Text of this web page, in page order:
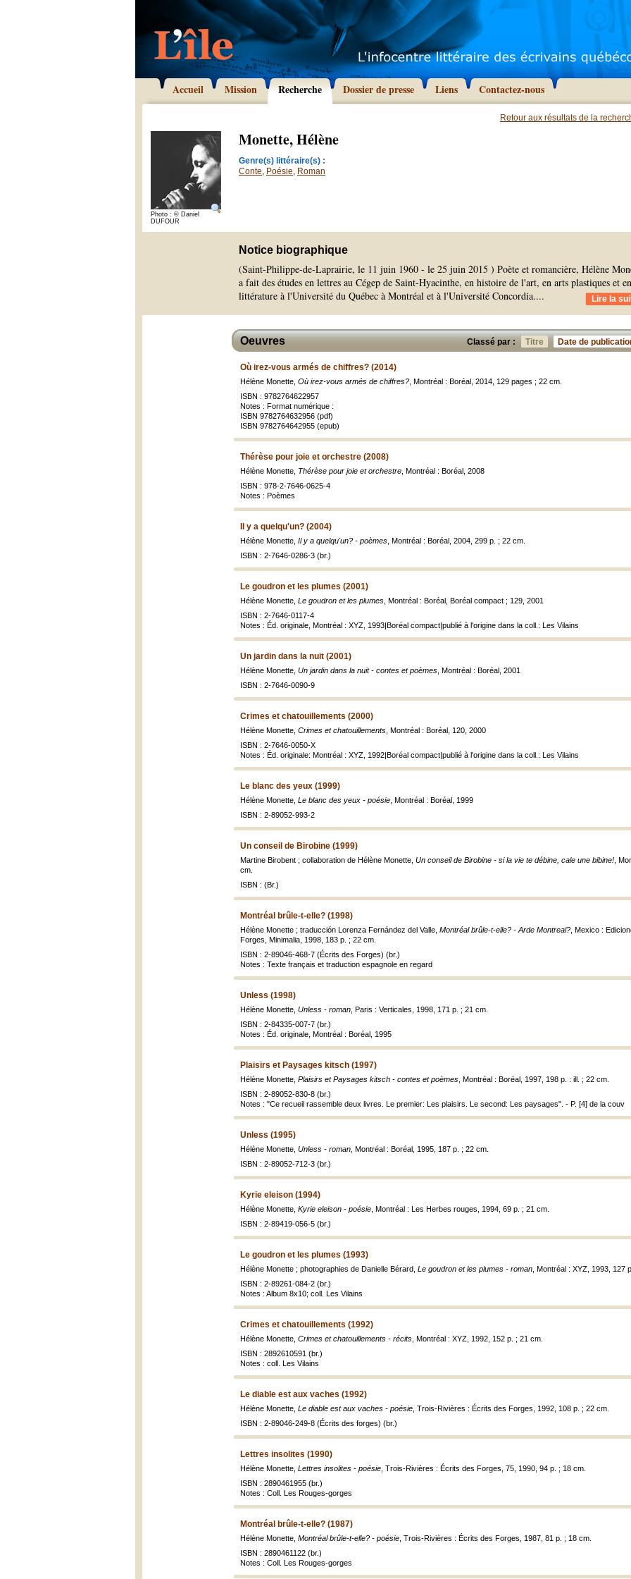
Accueil Mission Recherche Dossier de presse Liens Contactez-nous
Retour aux résultats de la
Photo : © Daniel
DUFOUR
Monette, Hélène
Genre(s) littéraire(s) :
Conte, Poésie, Roman
Notice biographique
(Saint-Philippe-de-Laprairie, le 11 juin 1960 - le 25 juin 2015 ) Poète et romancière, Hélène
a fait des études en lettres au Cégep de Saint-Hyacinthe, en histoire de l'art, en arts plastiques et en
littérature à l'Université du Québec à Montréal et à l'Université Concordia.... Lire la
Classé par : Titre Date de
Oeuvres
Où irez-vous armés de chiffres? (2014)
Hélène Monette, Où irez-vous armés de chiffres? , Montréal : Boréal, 2014, 129 pages ; 22 cm.
ISBN : 9782764622957
Notes : Format numérique :
ISBN 9782764632956 (pdf)
ISBN 9782764642955 (epub)
Thérèse pour joie et orchestre (2008)
Hélène Monette, Thérèse pour joie et orchestre , Montréal : Boréal, 2008
ISBN : 978-2-7646-0625-4
Notes : Poèmes
Il y a quelqu'un? (2004)
Hélène Monette, Il y a quelqu'un? - poèmes , Montréal : Boréal, 2004, 299 p. ; 22 cm.
ISBN : 2-7646-0286-3 (br.)
Le goudron et les plumes (2001)
Hélène Monette, Le goudron et les plumes , Montréal : Boréal, Boréal compact ; 129, 2001
ISBN : 2-7646-0117-4
Notes : Éd. originale, Montréal : XYZ, 1993|Boréal compact|publié à l'origine dans la coll.: Les Vilains
Un jardin dans la nuit (2001)
Hélène Monette, Un jardin dans la nuit - contes et poèmes , Montréal : Boréal, 2001
ISBN : 2-7646-0090-9
Crimes et chatouillements (2000)
Hélène Monette, Crimes et chatouillements , Montréal : Boréal, 120, 2000
ISBN : 2-7646-0050-X
Notes : Éd. originale: Montréal : XYZ, 1992|Boréal compact|publié à l'origine dans la coll.: Les Vilains
Le blanc des yeux (1999)
Hélène Monette, Le blanc des yeux - poésie , Montréal : Boréal, 1999
ISBN : 2-89052-993-2
Un conseil de Birobine (1999)
Martine Birobent ; collaboration de Hélène Monette, Un conseil de Birobine - si la vie te débine, cale une bibine! ,
cm.
ISBN : (Br.)
Montréal brûle-t-elle? (1998)
Hélène Monette ; traducción Lorenza Fernández del Valle, Montréal brûle-t-elle? - Arde Montreal? , Mexico :
Forges, Minimalia, 1998, 183 p. ; 22 cm.
ISBN : 2-89046-468-7 (Écrits des Forges) (br.)
Notes : Texte français et traduction espagnole en regard
Unless (1998)
Hélène Monette, Unless - roman , Paris : Verticales, 1998, 171 p. ; 21 cm.
ISBN : 2-84335-007-7 (br.)
Notes : Éd. originale, Montréal : Boréal, 1995
Plaisirs et Paysages kitsch (1997)
Hélène Monette, Plaisirs et Paysages kitsch - contes et poèmes , Montréal : Boréal, 1997, 198 p. : ill. ; 22 cm.
ISBN : 2-89052-830-8 (br.)
Notes : "Ce recueil rassemble deux livres. Le premier: Les plaisirs. Le second: Les paysages". - P. [4] de la couv
Unless (1995)
Hélène Monette, Unless - roman , Montréal : Boréal, 1995, 187 p. ; 22 cm.
ISBN : 2-89052-712-3 (br.)
Kyrie eleison (1994)
Hélène Monette, Kyrie eleison - poésie , Montréal : Les Herbes rouges, 1994, 69 p. ; 21 cm.
ISBN : 2-89419-056-5 (br.)
Le goudron et les plumes (1993)
Hélène Monette ; photographies de Danielle Bérard, Le goudron et les plumes - roman , Montréal : XYZ, 1993, 127
ISBN : 2-89261-084-2 (br.)
Notes : Album 8x10; coll. Les Vilains
Crimes et chatouillements (1992)
Hélène Monette, Crimes et chatouillements - récits , Montréal : XYZ, 1992, 152 p. ; 21 cm.
ISBN : 2892610591 (br.)
Notes : coll. Les Vilains
Le diable est aux vaches (1992)
Hélène Monette, Le diable est aux vaches - poésie , Trois-Rivières : Écrits des Forges, 1992, 108 p. ; 22 cm.
ISBN : 2-89046-249-8 (Écrits des forges) (br.)
Lettres insolites (1990)
Hélène Monette, Lettres insolites - poésie , Trois-Rivières : Écrits des Forges, 75, 1990, 94 p. ; 18 cm.
ISBN : 2890461955 (br.)
Notes : Coll. Les Rouges-gorges
Montréal brûle-t-elle? (1987)
Hélène Monette, Montréal brûle-t-elle? - poésie , Trois-Rivières : Écrits des Forges, 1987, 81 p. ; 18 cm.
ISBN : 2890461122 (br.)
Notes : Coll. Les Rouges-gorges